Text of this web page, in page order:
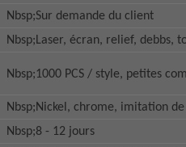
Nbsp;Sur demande du client
Nbsp;Laser, écran, relief, debbs,
Nbsp;1000 PCS / style, petites
Nbsp;Nickel, chrome, imitation
Nbsp;8 - 12 jours